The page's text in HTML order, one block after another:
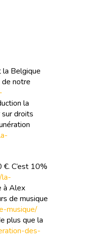
Belgique
notre
la
droits
C’est 10%
la-
à Alex
de musique
musique/
plus que la
des-